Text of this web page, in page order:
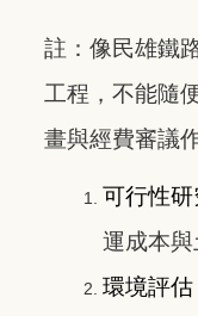
註： 像民雄鐵
工程，不能隨
畫與經費審議
可行性研
運成本
環境評估